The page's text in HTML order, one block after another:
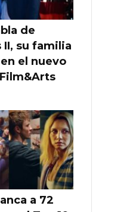
de
II, su familia
el nuevo
a 72